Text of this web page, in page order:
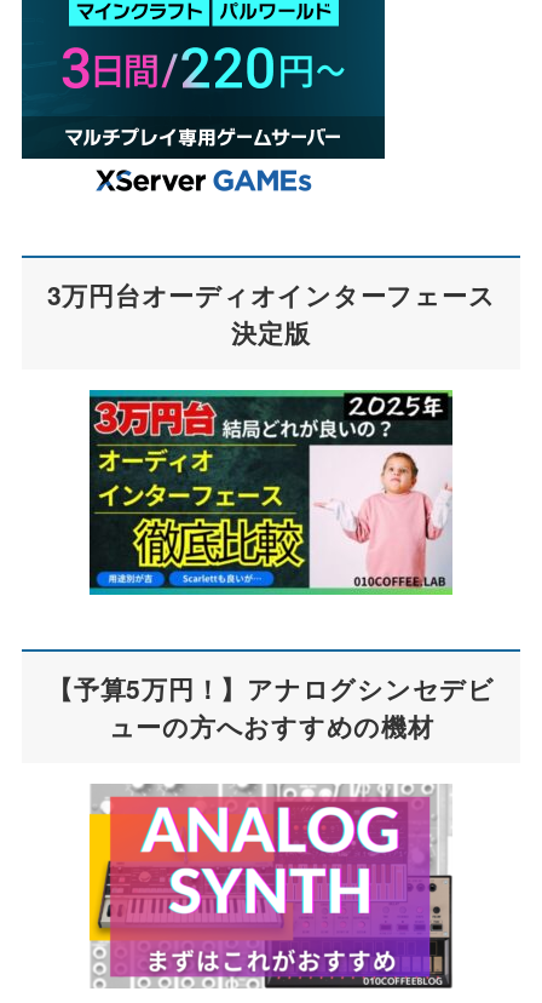
3万円台オーディオインターフェース
決定版
【予算5万円！】アナログシンセデビ
ューの方へおすすめの機材